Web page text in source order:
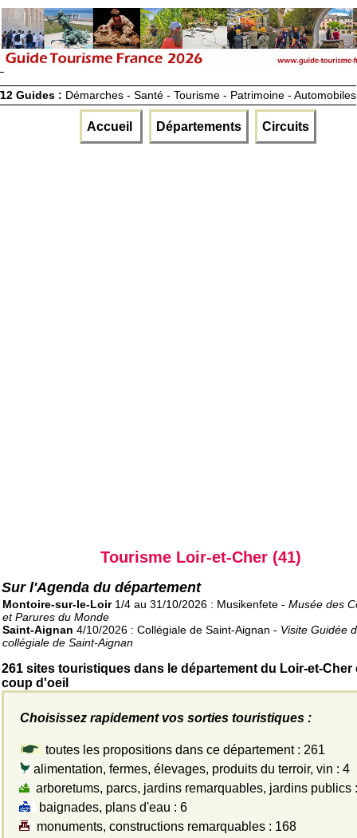
12 Guides : Démarches - Santé - Tourisme - Patrimoine - Automobiles
Accueil Départements Circuits
Tourisme Loir-et-Cher (41)
Sur l'Agenda du département
Montoire-sur-le-Loir1/4 au 31/10/2026 : Musikenfete - Musée des
et Parures du Monde
Saint-Aignan 4/10/2026 : Collégiale de Saint-Aignan - Visite Guidée
collégiale de Saint-Aignan
261 sites touristiques dans le département du Loir-et-Cher
coup d'oeil
Choisissez rapidement vos sorties touristiques :
toutes les propositions dans ce département : 261
alimentation, fermes, élevages, produits du terroir, vin : 4
arboretums, parcs, jardins remarquables, jardins publics
baignades, plans d'eau : 6
monuments, constructions remarquables : 168